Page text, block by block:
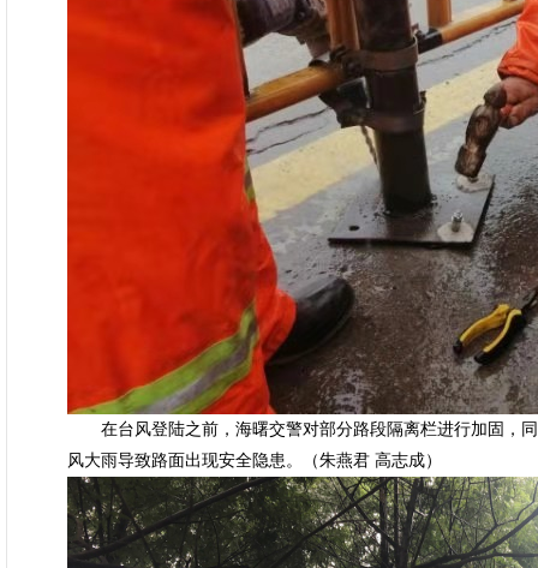
在台风登陆之前，海曙交警对部分路段隔离栏进行加固，同
风大雨导致路面出现安全隐患。（朱燕君 高志成）